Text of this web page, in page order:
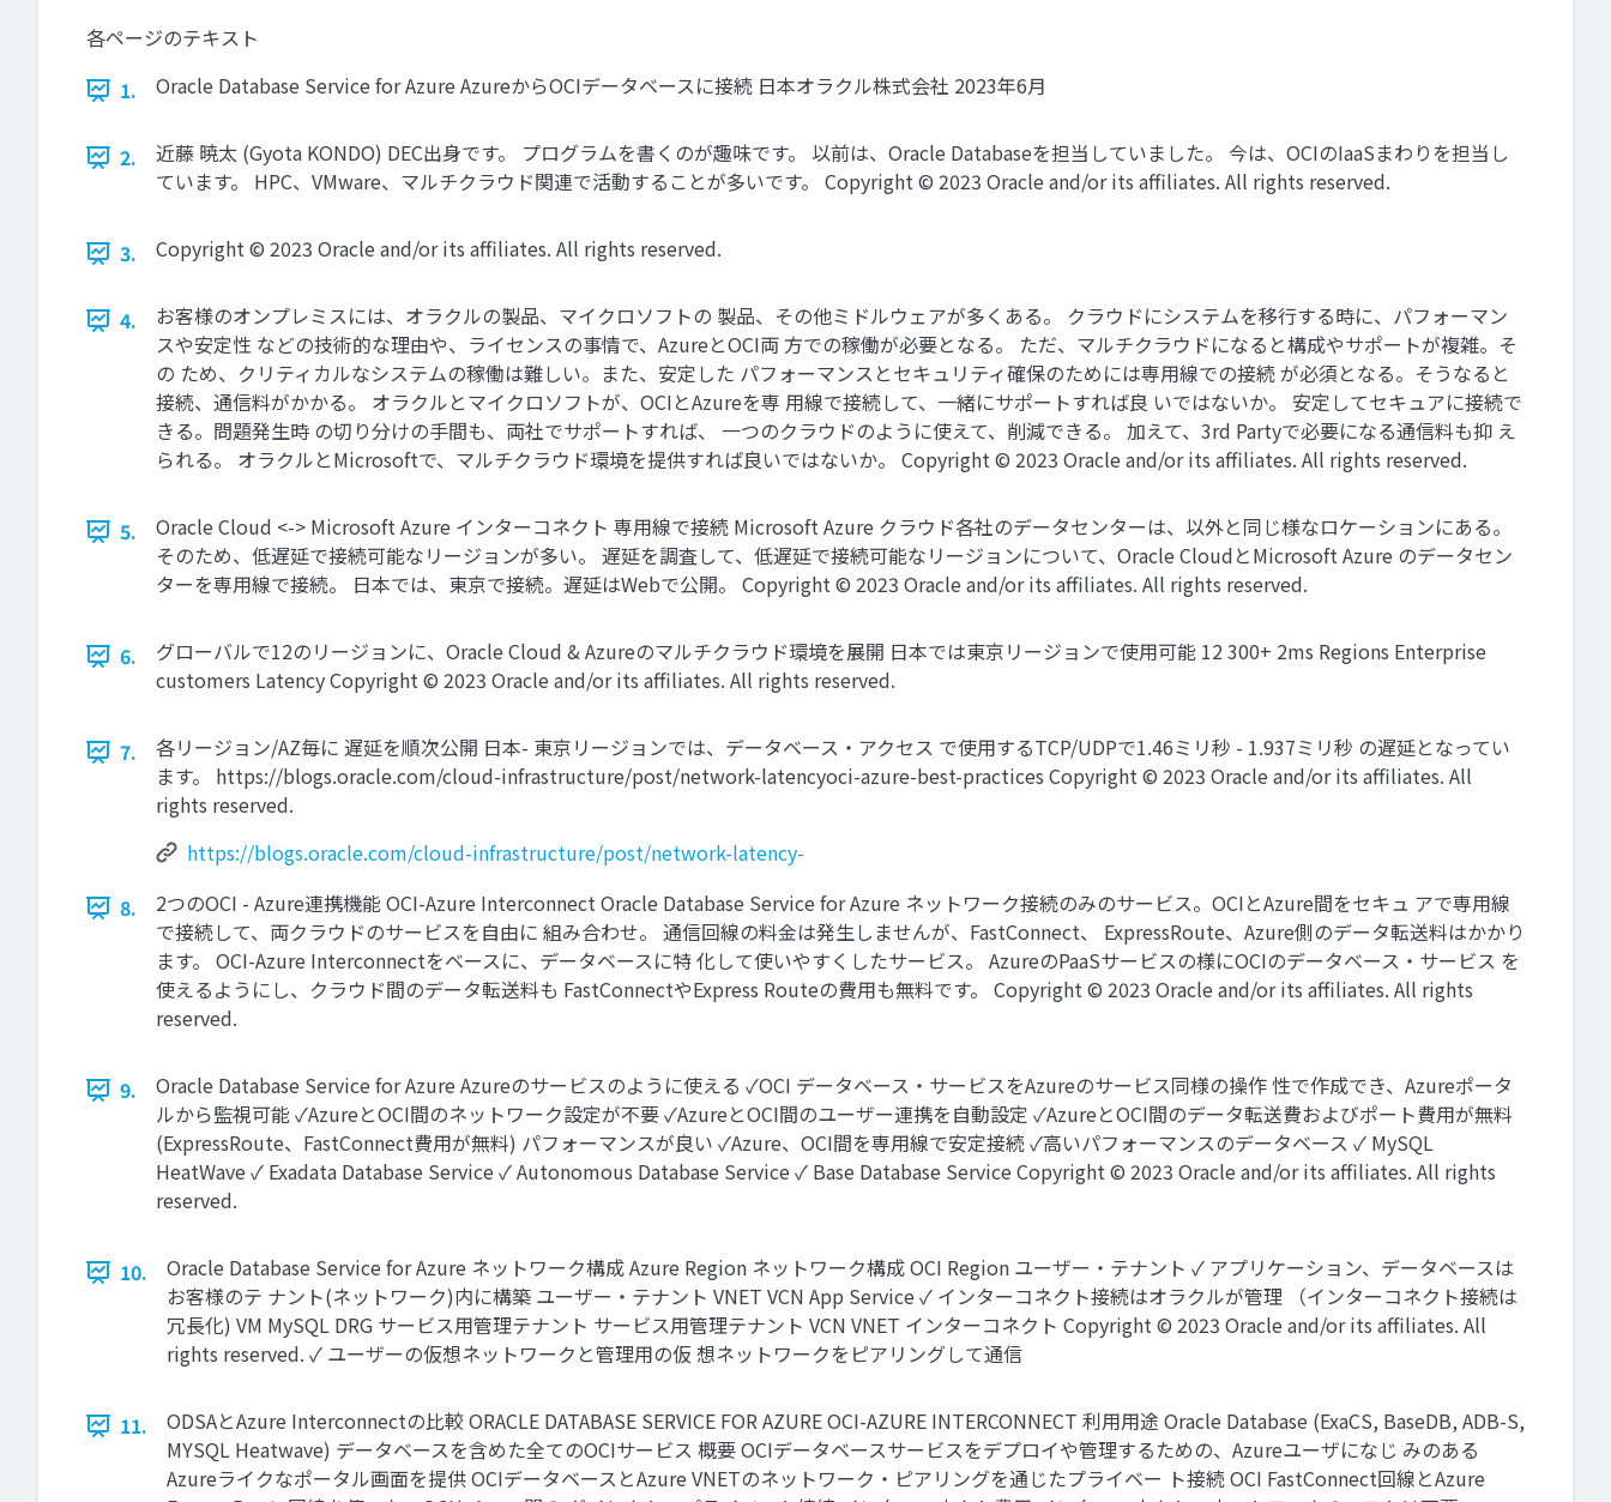
各ページのテキスト
1.
Oracle Database Service for Azure AzureからOCIデータベースに接続 日本オラクル株式会社 2023年6月
2.
近藤 暁太 (Gyota KONDO) DEC出身です。 プログラムを書くのが趣味です。 以前は、Oracle Databaseを担当していました。 今は、OCIのIaaSまわりを担当し
ています。 HPC、VMware、マルチクラウド関連で活動することが多いです。 Copyright © 2023 Oracle and/or its affiliates. All rights reserved.
3. Copyright © 2023 Oracle and/or its affiliates. All rights reserved.
4.
お客様のオンプレミスには、オラクルの製品、マイクロソフトの 製品、その他ミドルウェアが多くある。 クラウドにシステムを移行する時に、パフォーマン
スや安定性 などの技術的な理由や、ライセンスの事情で、AzureとOCI両 方での稼働が必要となる。 ただ、マルチクラウドになると構成やサポートが複雑。そ
の ため、クリティカルなシステムの稼働は難しい。また、安定した パフォーマンスとセキュリティ確保のためには専用線での接続 が必須となる。そうなると
接続、通信料がかかる。 オラクルとマイクロソフトが、OCIとAzureを専 用線で接続して、一緒にサポートすれば良 いではないか。 安定してセキュアに接続で
きる。問題発生時 の切り分けの手間も、両社でサポートすれば、 一つのクラウドのように使えて、削減できる。 加えて、3rd Partyで必要になる通信料も抑 え
られる。 オラクルとMicrosoftで、マルチクラウド環境を提供すれば良いではないか。 Copyright © 2023 Oracle and/or its affiliates. All rights reserved.
5.
Oracle Cloud <-> Microsoft Azure インターコネクト 専用線で接続 Microsoft Azure クラウド各社のデータセンターは、以外と同じ様なロケーションにある。
そのため、低遅延で接続可能なリージョンが多い。 遅延を調査して、低遅延で接続可能なリージョンについて、Oracle CloudとMicrosoft Azure のデータセン
ターを専用線で接続。 日本では、東京で接続。遅延はWebで公開。 Copyright © 2023 Oracle and/or its affiliates. All rights reserved.
6.
グローバルで12のリージョンに、Oracle Cloud & Azureのマルチクラウド環境を展開 日本では東京リージョンで使用可能 12 300+ 2ms Regions Enterprise
customers Latency Copyright © 2023 Oracle and/or its affiliates. All rights reserved.
7.
各リージョン/AZ毎に 遅延を順次公開 日本- 東京リージョンでは、データベース・アクセス で使用するTCP/UDPで1.46ミリ秒 - 1.937ミリ秒 の遅延となってい
ます。 https://blogs.oracle.com/cloud-infrastructure/post/network-latencyoci-azure-best-practices Copyright © 2023 Oracle and/or its affiliates. All
rights reserved.
https://blogs.oracle.com/cloud-infrastructure/post/network-latency-
8.
2つのOCI - Azure連携機能 OCI-Azure Interconnect Oracle Database Service for Azure ネットワーク接続のみのサービス。OCIとAzure間をセキュ アで専用線
で接続して、両クラウドのサービスを自由に 組み合わせ。 通信回線の料金は発生しませんが、FastConnect、 ExpressRoute、Azure側のデータ転送料はかかり
ます。 OCI-Azure Interconnectをベースに、データベースに特 化して使いやすくしたサービス。 AzureのPaaSサービスの様にOCIのデータベース・サービス を
使えるようにし、クラウド間のデータ転送料も FastConnectやExpress Routeの費用も無料です。 Copyright © 2023 Oracle and/or its affiliates. All rights
reserved.
9.
Oracle Database Service for Azure Azureのサービスのように使える ✓OCI データベース・サービスをAzureのサービス同様の操作 性で作成でき、Azureポータ
ルから監視可能 ✓AzureとOCI間のネットワーク設定が不要 ✓AzureとOCI間のユーザー連携を自動設定 ✓AzureとOCI間のデータ転送費およびポート費用が無料
(ExpressRoute、FastConnect費用が無料) パフォーマンスが良い ✓Azure、OCI間を専用線で安定接続 ✓高いパフォーマンスのデータベース ✓ MySQL
HeatWave ✓ Exadata Database Service ✓ Autonomous Database Service ✓ Base Database Service Copyright © 2023 Oracle and/or its affiliates. All rights
reserved.
10.
Oracle Database Service for Azure ネットワーク構成 Azure Region ネットワーク構成 OCI Region ユーザー・テナント ✓ アプリケーション、データベースは
お客様のテ ナント(ネットワーク)内に構築 ユーザー・テナント VNET VCN App Service ✓ インターコネクト接続はオラクルが管理 （インターコネクト接続は
冗長化) VM MySQL DRG サービス用管理テナント サービス用管理テナント VCN VNET インターコネクト Copyright © 2023 Oracle and/or its affiliates. All
rights reserved. ✓ ユーザーの仮想ネットワークと管理用の仮 想ネットワークをピアリングして通信
11.
ODSAとAzure Interconnectの比較 ORACLE DATABASE SERVICE FOR AZURE OCI-AZURE INTERCONNECT 利用用途 Oracle Database (ExaCS, BaseDB, ADB-S,
MYSQL Heatwave) データベースを含めた全てのOCIサービス 概要 OCIデータベースサービスをデプロイや管理するための、Azureユーザになじ みのある
Azureライクなポータル画面を提供 OCIデータベースとAzure VNETのネットワーク・ピアリングを通じたプライベー ト接続 OCI FastConnect回線とAzure